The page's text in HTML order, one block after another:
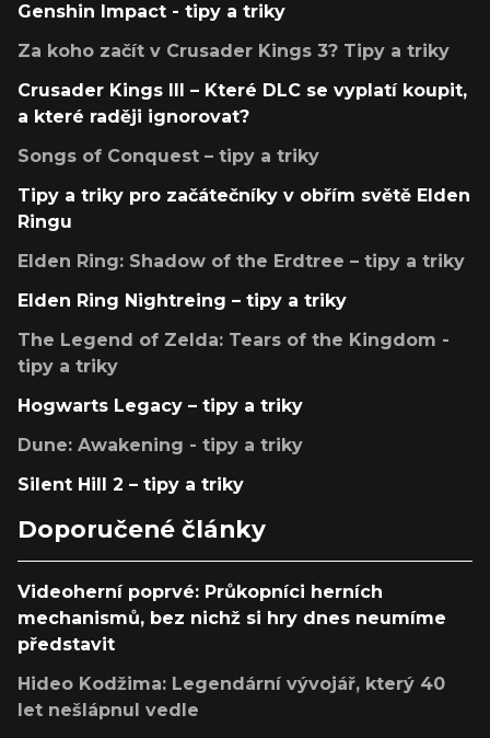
Genshin Impact - tipy a triky
Za koho začít v Crusader Kings 3? Tipy a triky
Crusader Kings III – Které DLC se vyplatí koupit,
a které raději ignorovat?
Songs of Conquest – tipy a triky
Tipy a triky pro začátečníky v obřím světě Elden
Ringu
Elden Ring: Shadow of the Erdtree – tipy a triky
Elden Ring Nightreing – tipy a triky
The Legend of Zelda: Tears of the Kingdom -
tipy a triky
Hogwarts Legacy – tipy a triky
Dune: Awakening - tipy a triky
Silent Hill 2 – tipy a triky
Doporučené články
Videoherní poprvé: Průkopníci herních
mechanismů, bez nichž si hry dnes neumíme
představit
Hideo Kodžima: Legendární vývojář, který 40
let nešlápnul vedle